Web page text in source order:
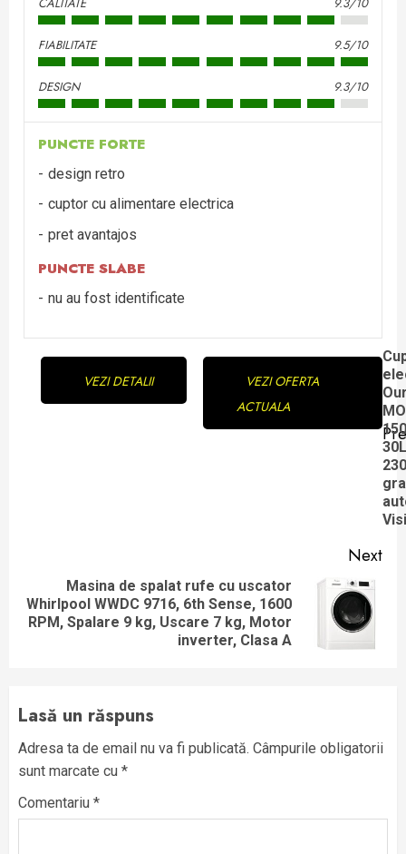
FIABILITATE 9.5/10
DESIGN 9.3/10
PUNCTE FORTE
design retro
cuptor cu alimentare electrica
pret avantajos
PUNCTE SLABE
nu au fost identificate
VEZI DETALII
VEZI OFERTA
ACTUALA
Continue
Reading
230
Next
Next
post:
Masina de spalat rufe cu uscator
Whirlpool WWDC 9716, 6th Sense, 1600
RPM, Spalare 9 kg, Uscare 7 kg, Motor
inverter, Clasa A
Lasă un răspuns
Adresa ta de email nu va fi publicată. Câmpurile obligatorii
sunt marcate cu *
Comentariu *